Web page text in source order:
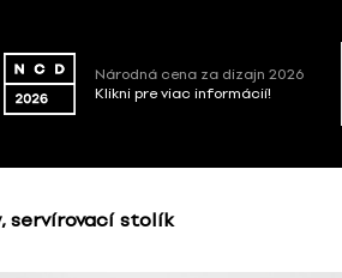
Národná cena za dizajn 2026
Klikni pre viac informácií!
servírovací stolík